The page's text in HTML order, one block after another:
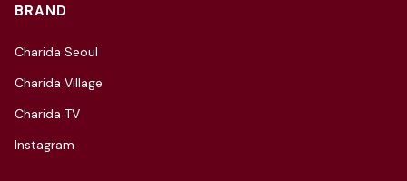
BRAND
Charida Seoul
Charida Village
Charida TV
Instagram